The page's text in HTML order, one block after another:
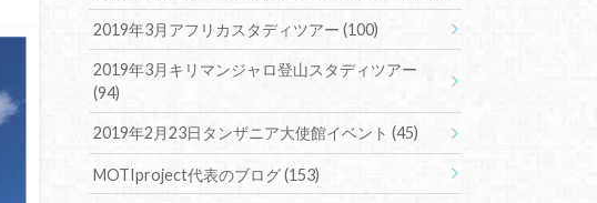
2019年3月アフリカスタディツアー(100)
2019年3月キリマンジャロ登山スタディツアー
(94)
2019年2月23日タンザニア大使館イベント(45)
MOTIproject代表のブログ(153)